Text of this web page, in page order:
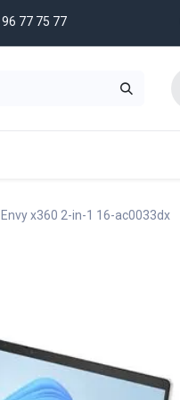
77 75 77
Envy x360 2-in-1 16-ac0033dx